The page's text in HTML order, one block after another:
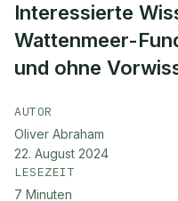
Interessierte
Wattenmeer-
und ohne
AUTOR
Oliver Abraham
22. August 2024
LESEZEIT
7 Minuten